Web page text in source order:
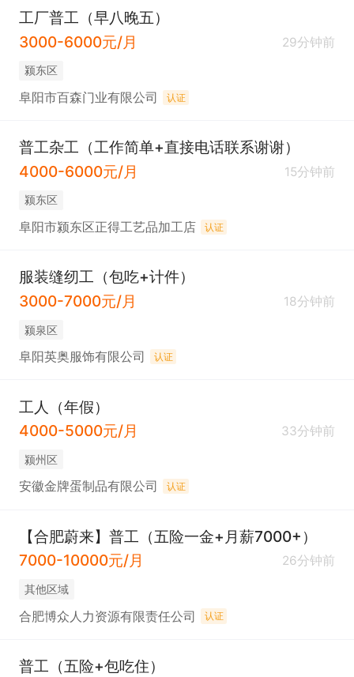
工厂普工（早八晚五）
3000-6000元/月
29分钟前
颍东区
阜阳市百森门业有限公司 认证
普工杂工（工作简单+直接电话联系谢谢）
4000-6000元/月
15分钟前
颍东区
阜阳市颍东区正得工艺品加工店 认证
服装缝纫工（包吃+计件）
3000-7000元/月
18分钟前
颍泉区
阜阳英奥服饰有限公司 认证
工人（年假）
4000-5000元/月
33分钟前
颍州区
安徽金牌蛋制品有限公司 认证
【合肥蔚来】普工（五险一金+月薪7000+）
7000-10000元/月
26分钟前
其他区域
合肥博众人力资源有限责任公司 认证
普工（五险+包吃住）